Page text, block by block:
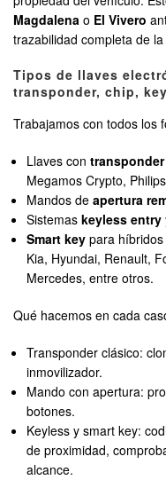
Magdalena o El Vivero
trazabilidad completa de
Tipos de llaves
transponder, chip,
Trabajamos con todos los
Llaves contransponder
Megamos Crypto,
Mandos deapertura
Sistemaskeyless entry
Smart key para
Kia, Hyundai, Renault,
Mercedes, entre otros.
Qué hacemos en cada
Transponder clásico:
inmovilizador.
Mando con apertura:
botones.
Keyless y smart key:
de proximidad,
alcance.